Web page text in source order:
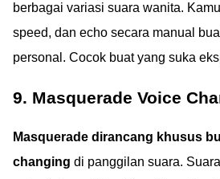
berbagai variasi suara wanita.
speed, dan echo secara manual
personal. Cocok buat yang suka
9. Masquerade Voice
Masquerade dirancang khusus
changing di panggilan suara.